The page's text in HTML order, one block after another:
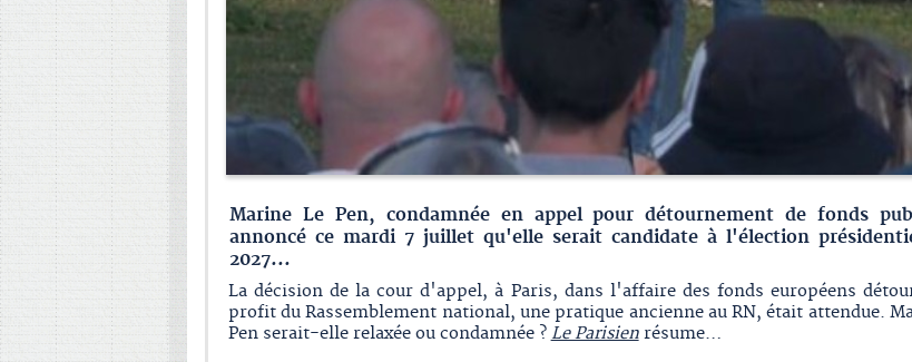
Marine Le Pen, condamnée en appel pour détournement de fonds
annoncé ce mardi 7 juillet qu'elle serait candidate à l'élection
2027...
La décision de la cour d'appel, à Paris, dans l'affaire des fonds européens
profit du Rassemblement national, une pratique ancienne au RN, était attendue.
Pen serait-elle relaxée ou condamnée ? Le Parisienrésume…